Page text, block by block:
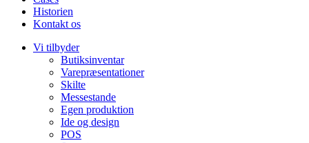
Historien
Kontakt os
Vi tilbyder
Butiksinventar
Varepræsentationer
Skilte
Messestande
Egen produktion
Ide og design
POS